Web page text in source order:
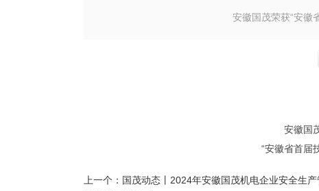
安徽国茂荣获“安徽
安徽国
“安徽省首届
上一个： 国茂动态丨2024年安徽国茂机电企业安全生